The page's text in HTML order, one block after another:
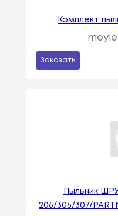
Комплект
meyle
Заказать
Пыльник
206/306/307/